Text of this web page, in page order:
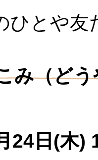
とや友
み（ど
24日(木)